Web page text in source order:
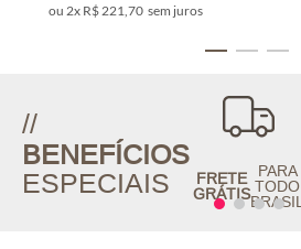
2x R$ 221,70 sem juros
//
BENEFÍCIOS
ESPECIAIS
FRETE
GRÁTIS
PARA
TODO
BRASIL